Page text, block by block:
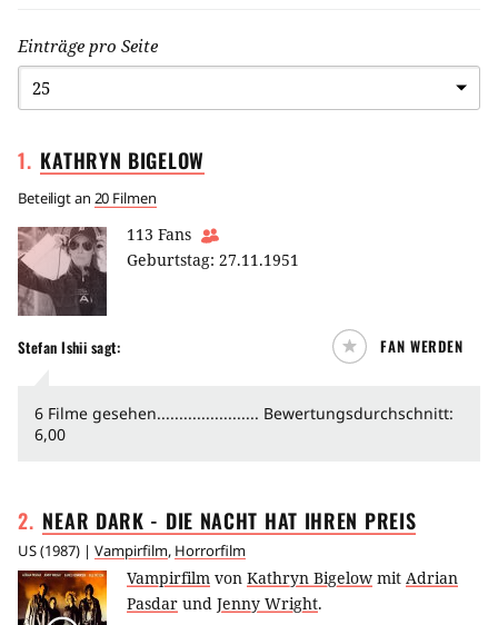
Einträge pro Seite
1. KATHRYN BIGELOW
Beteiligt an 20 Filmen
113 Fans
Geburtstag: 27.11.1951
Stefan Ishii sagt: FAN WERDEN
6 Filme gesehen....................... Bewertungsdurchschnitt:
6,00
2. NEAR DARK - DIE NACHT HAT IHREN PREIS
US(1987) | Vampirfilm, Horrorfilm
Vampirfilm von Kathryn Bigelow mit Adrian
Pasdar und Jenny Wright.